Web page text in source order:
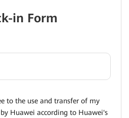
in Form
to the use and transfer of my
Huawei according to Huawei's